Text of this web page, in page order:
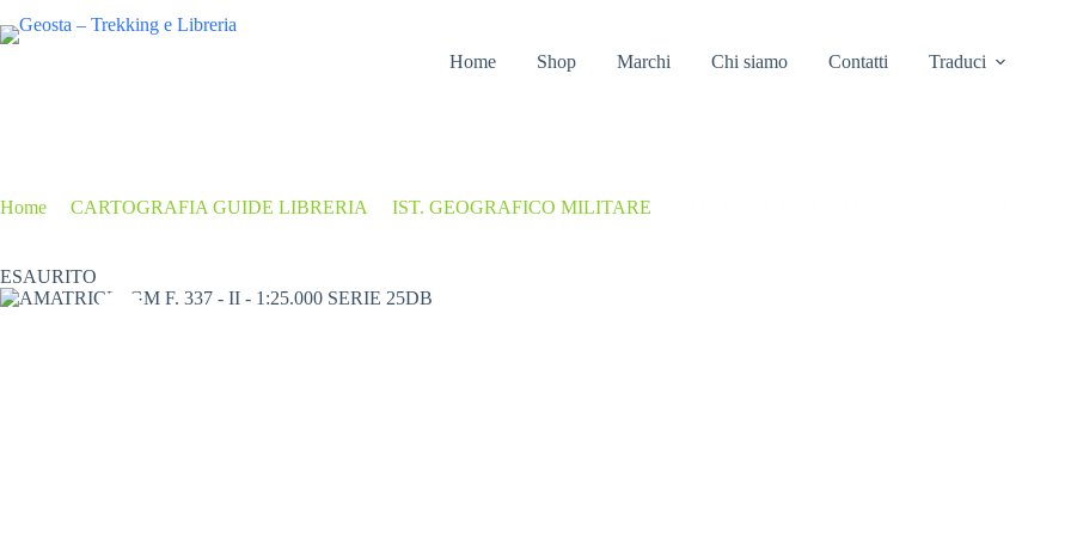
al
Home Shop Marchi Chi siamo Contatti Traduci
Home CARTOGRAFIA GUIDE LIBRERIA IST. GEOGRAFICO MILITARE
ESAURITO